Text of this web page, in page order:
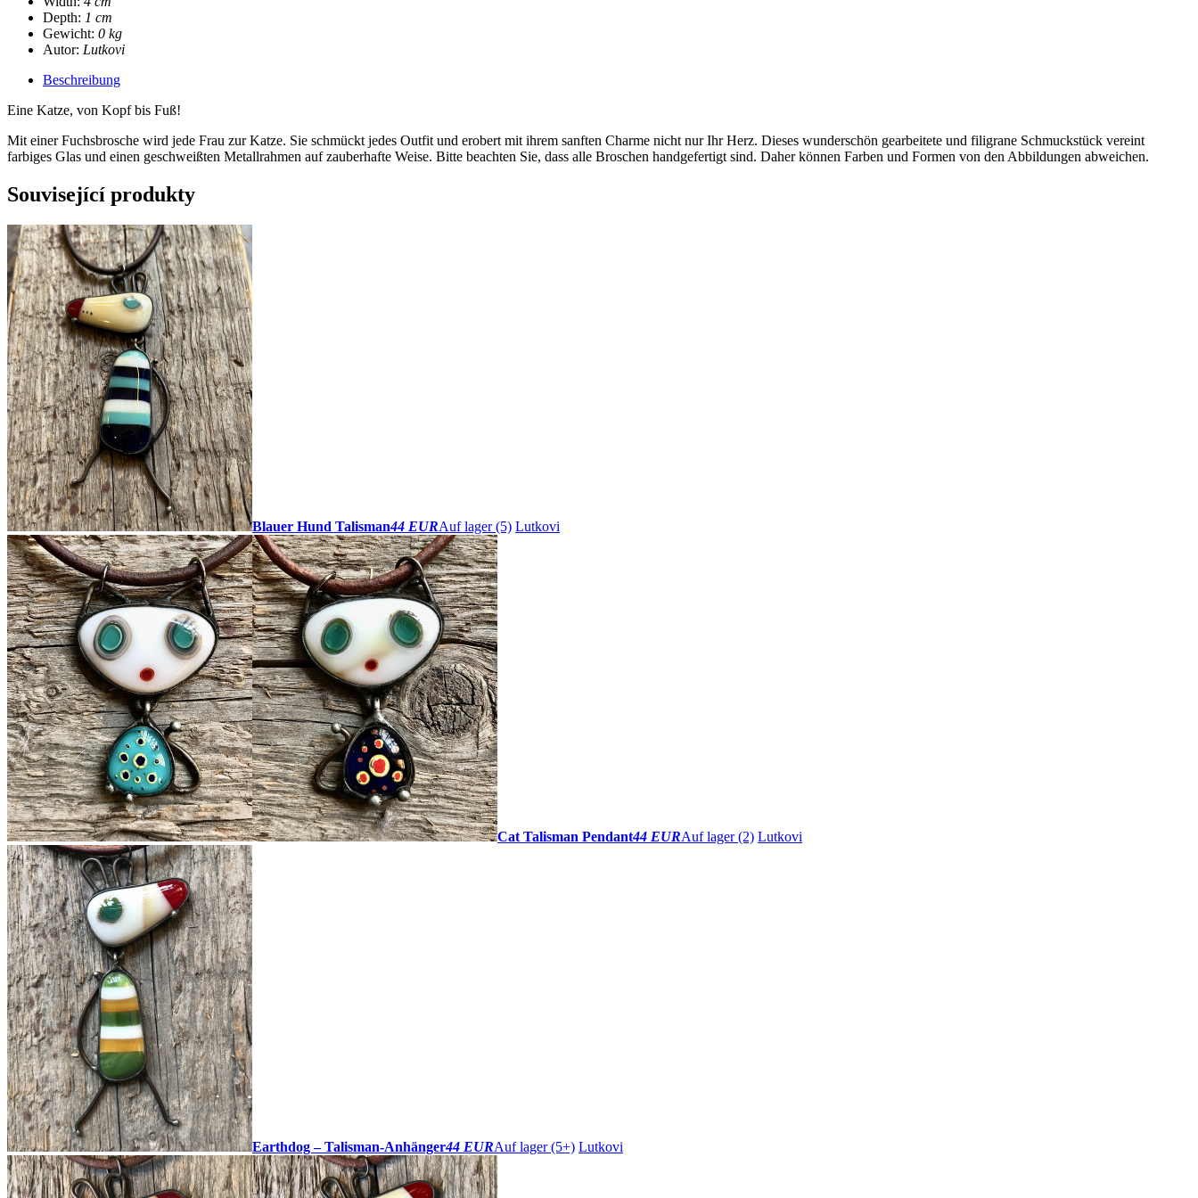
Depth: 1 cm
Gewicht: 0 kg
Autor: Lutkovi
Beschreibung
Eine Katze, von Kopf bis Fuß!
Mit einer Fuchsbrosche wird jede Frau zur Katze. Sie schmückt jedes Outfit und erobert mit ihrem sanften Charme nicht nur Ihr Herz. Dieses wunderschön gearbeitete und filigrane Schmuckstück vereint
farbiges Glas und einen geschweißten Metallrahmen auf zauberhafte Weise. Bitte beachten Sie, dass alle Broschen handgefertigt sind. Daher können Farben und Formen von den Abbildungen abweichen.
Související produkty
Blauer Hund Talisman44 EURAuf lager (5) Lutkovi
Cat Talisman Pendant44 EURAuf lager (2) Lutkovi
Earthdog – Talisman-Anhänger44 EURAuf lager (5+) Lutkovi